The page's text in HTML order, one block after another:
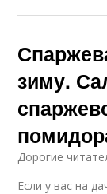
зиму.
Дорогие
Если у вас на